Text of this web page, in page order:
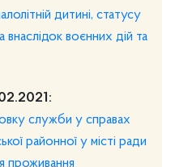
дитині, статусу
воєнних дій та
служби у справах
районної у місті ради
проживання